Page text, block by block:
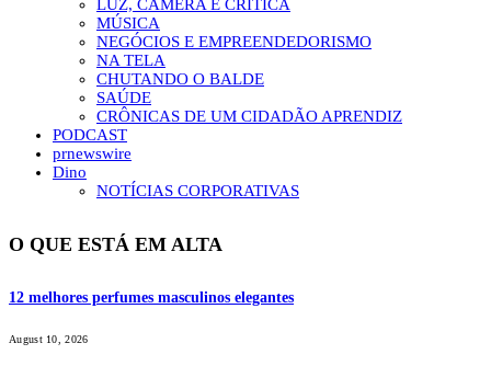
LUZ, CÂMERA E CRÍTICA
MÚSICA
NEGÓCIOS E EMPREENDEDORISMO
NA TELA
CHUTANDO O BALDE
SAÚDE
CRÔNICAS DE UM CIDADÃO APRENDIZ
PODCAST
prnewswire
Dino
NOTÍCIAS CORPORATIVAS
O QUE ESTÁ EM ALTA
12 melhores perfumes masculinos elegantes
August 10, 2026